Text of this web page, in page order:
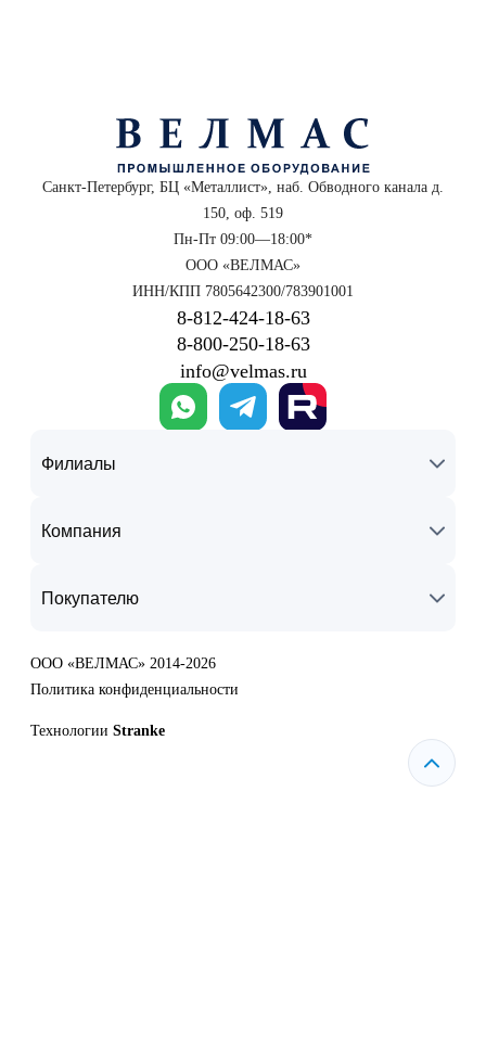
Санкт-Петербург, БЦ «Металлист», наб. Обводного канала д.
150, оф. 519
Пн-Пт 09:00—18:00*
ООО «ВЕЛМАС»
ИНН/КПП 7805642300/783901001
8‑812‑424‑18‑63
8‑800‑250‑18‑63
info@velmas.ru
Филиалы
Компания
Покупателю
ООО «ВЕЛМАС» 2014-2026
Политика конфиденциальности
Технологии Stranke